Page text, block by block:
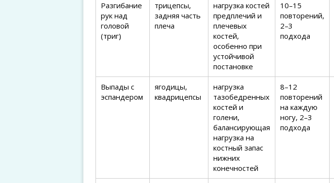
Разгибание
рук над
головой
(триг)
трицепсы,
задняя часть
плеча
нагрузка костей
предплечий и
плечевых
костей,
особенно при
устойчивой
постановке
10–15
повторений,
2–3
подхода
Выпады с
эспандером
ягодицы,
квадрицепсы
нагрузка
тазобедренных
костей и
голени,
балансирующая
нагрузка на
костный запас
нижних
конечностей
8–12
повторений
на каждую
ногу, 2–3
подхода